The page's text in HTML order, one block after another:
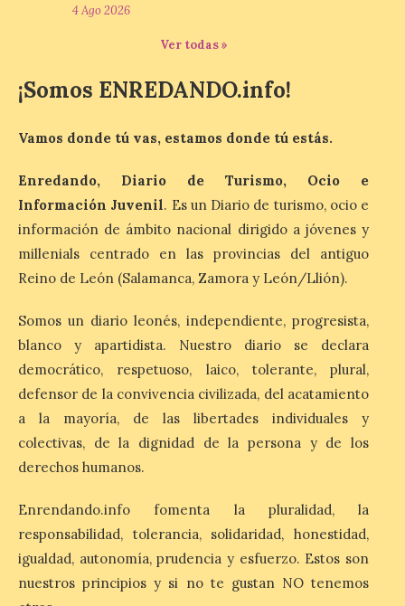
Patrimonio Nacional
fuentes de La Granja ante
6 Ago 2026
de la Fuente Baños de
Diana previstos para los
días 8, 15 y 22 de agosto,
así como al encendido extraordinario del
día 25. La reserva de agua en el estanque
«El Mar», […]
El Descenso Internacional
del Sella arranca con el
homenaje a los campeones
y el izado de las banderas
autonómicas
6 Ago 2026
Descenso Internacional
del Sella reunirá este año a
1.291 palistas distribuidos
en 874 embarcaciones,
con representación de 22 países,
consolidando una vez más a la prueba
4 Ago 2026
Ver todas »
¡Somos ENREDANDO.info!
Vamos donde tú vas, estamos donde tú estás.
Enredando, Diario de Turismo, Ocio e
Información Juvenil. Es un Diario de turismo, ocio e
información de ámbito nacional dirigido a jóvenes y
millenials centrado en las provincias del antiguo
Reino de León (Salamanca, Zamora y León/Llión).
Somos un diario leonés, independiente, progresista,
blanco y apartidista. Nuestro diario se declara
democrático, respetuoso, laico, tolerante, plural,
defensor de la convivencia civilizada, del acatamiento
a la mayoría, de las libertades individuales y
colectivas, de la dignidad de la persona y de los
derechos humanos.
Enrendando.info fomenta la pluralidad, la
responsabilidad, tolerancia, solidaridad, honestidad,
igualdad, autonomía, prudencia y esfuerzo. Estos son
nuestros principios y si no te gustan NO tenemos